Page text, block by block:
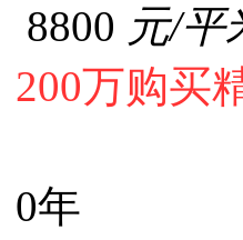
8800 元/平
200万购买
0年